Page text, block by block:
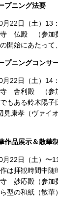
プニング法要
22日（土）13
仏殿 （参加費
始にあたって
ニングコンサ
22日（土）14
舎利殿 （参加
ある鈴木陽子
孝（ヴァイオ
作品展示＆散華
22日（土）〜11
間中随時可能
応殿（参加費
の和紙（散華